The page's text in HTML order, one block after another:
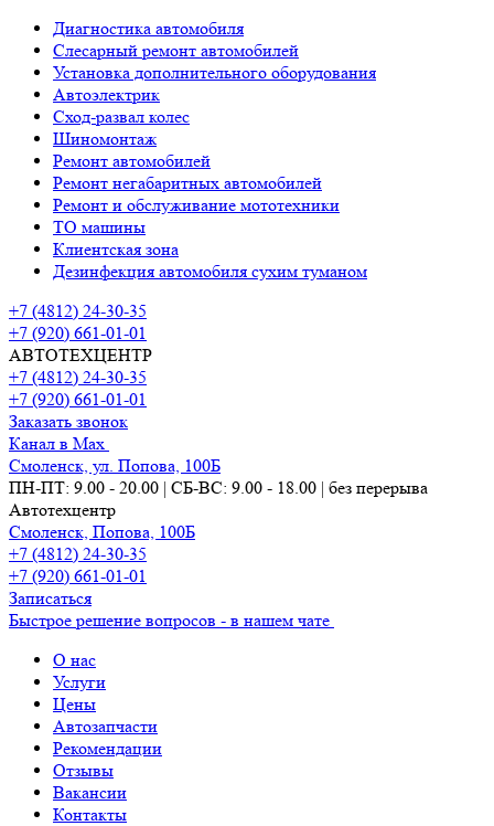
Диагностика автомобиля
Слесарный ремонт автомобилей
Установка дополнительного оборудования
Автоэлектрик
Сход-развал колес
Шиномонтаж
Ремонт автомобилей
Ремонт негабаритных автомобилей
Ремонт и обслуживание мототехники
ТО машины
Клиентская зона
Дезинфекция автомобиля сухим туманом
+7 (4812) 24-30-35
+7 (920) 661-01-01
АВТОТЕХЦЕНТР
+7 (4812) 24-30-35
+7 (920) 661-01-01
Заказать звонок
Канал в Max
Смоленск, ул. Попова, 100Б
ПН-ПТ: 9.00 - 20.00 | СБ-ВС: 9.00 - 18.00 | без перерыва
Автотехцентр
Смоленск, Попова, 100Б
+7 (4812) 24-30-35
+7 (920) 661-01-01
Записаться
Быстрое решение вопросов - в нашем чате
О нас
Услуги
Цены
Автозапчасти
Рекомендации
Отзывы
Вакансии
Контакты